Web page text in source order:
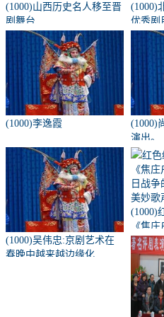
(1000)山西历史名人移至晋
剧舞台
(1000)
优秀剧
(1000)李逸霞
(1000)
演出。
(1000)吴伟忠:京剧艺术在
春晚中越来越边缘化
(1000)
《焦
日战争
美妙歌